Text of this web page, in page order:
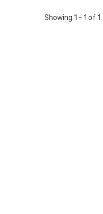
Showing 1 - 1 of 1